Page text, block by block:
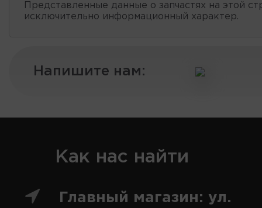
Представленные данные о запчастях на этой
исключительно информационный характер.
Напишите нам:
Как нас найти
Главный магазин: ул.